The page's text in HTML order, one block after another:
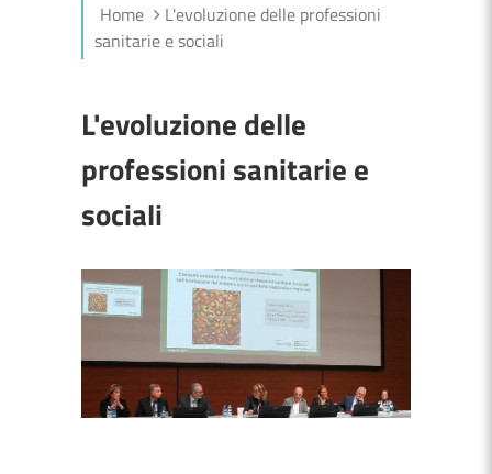
Home
L'evoluzione delle professioni
sanitarie e sociali
L'evoluzione delle
professioni sanitarie e
sociali